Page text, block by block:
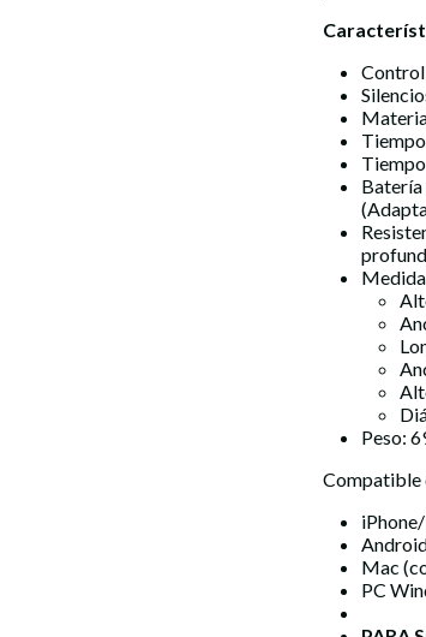
Control
Batería
Peso:
Compatible
Mac
PC